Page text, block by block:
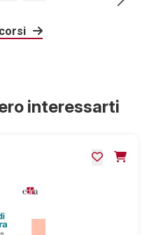
interessarti